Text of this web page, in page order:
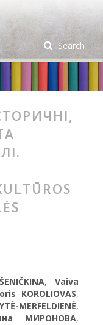
Search
, Vaiva
KOROLIOVAS,
MERFELDIENĖ,
МИРОНОВА,